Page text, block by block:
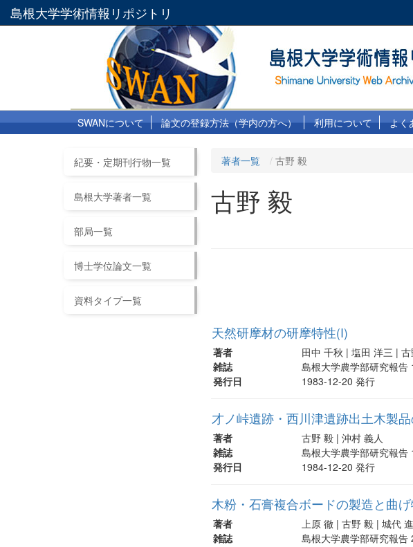
島根大学学術情報リポジトリ
SWANについて 論文の登録方法（学内の方へ） 利用について よく
紀要・定期刊行物一覧
島根大学著者一覧
部局一覧
博士学位論文一覧
資料タイプ一覧
著者一覧 古野 毅
古野 毅
天然研摩材の研摩特性(I)
著者
田中 千秋 | 塩田 洋三 |
雑誌
島根大学農学部研究報告
発行日
1983-12-20 発行
才ノ峠遺跡・西川津遺跡出土木製
著者
古野 毅 | 沖村 義人
雑誌
島根大学農学部研究報
発行日
1984-12-20 発行
木粉・石膏複合ボードの製造と曲
著者
上原 徹 | 古野 毅 | 城代 進
雑誌
島根大学農学部研究報